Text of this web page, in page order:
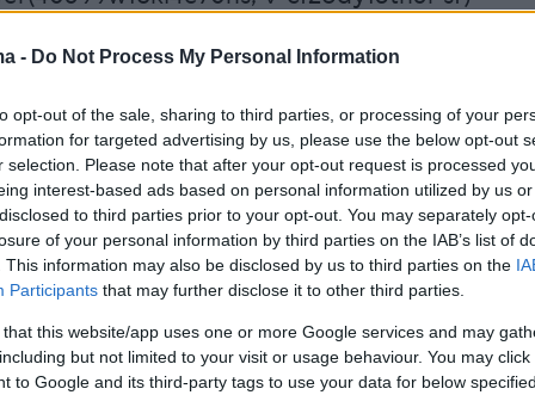
- Do Not Process My Personal Information
opt-out of the sale, sharing to third parties, or processing of your
for targeted advertising by us, please use the below opt-out
selection. Please note that after your opt-out request is processed
interest-based ads based on personal information utilized by us
to third parties prior to your opt-out. You may separately
of your personal information by third parties on the IAB’s list of
This information may also be disclosed by us to third parties on the
Participants that may further disclose it to other third parties.
that this website/app uses one or more Google services and may
but not limited to your visit or usage behaviour. You may
to Google and its third-party tags to use your data for below
v-cf2oyvcv0681-sf)
v-cf2otu9x3znl-sf)